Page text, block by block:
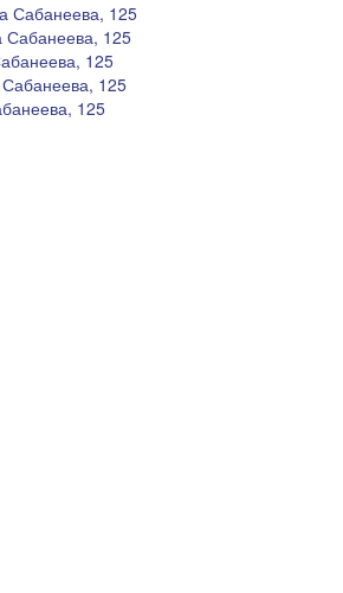
Сабанеева, 125
125
125
125
125